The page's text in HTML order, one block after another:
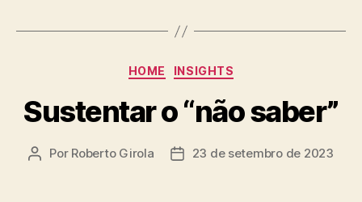
Categorias
HOME INSIGHTS
Sustentar o “não saber”
Autor
Por Roberto Girola
Data23 de setembro de 2023